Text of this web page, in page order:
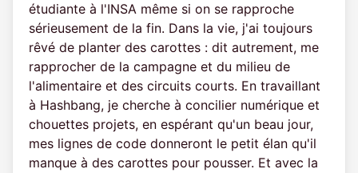
étudiante à l'INSA même si on se rapproche
sérieusement de la fin. Dans la vie, j'ai toujours
rêvé de planter des carottes : dit autrement, me
rapprocher de la campagne et du milieu de
l'alimentaire et des circuits courts. En travaillant
à Hashbang, je cherche à concilier numérique et
chouettes projets, en espérant qu'un beau jour,
mes lignes de code donneront le petit élan qu'il
manque à des carottes pour pousser. Et avec la